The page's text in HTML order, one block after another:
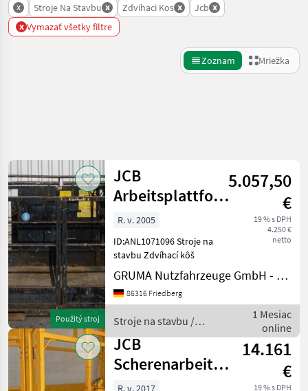
x Stroje Na Stavbu x Zdvihaci Kos x Jcb x
x Vymazať všetky filtre
Zoznam Mriežka
Kategória 4 Krajina
AKTUÁLNA
CESTA
stavebná
technika
Stroje
Na
Stavbu
Zdvihaci
Kos
Jcb
VYBRAŤ
Resetovať
Zobraziť 3
výsledkov
Použitý stroj
JCB
Arbeitsplattform
1321A
5.057,50
€
19 % s DPH
4.250 €
netto
R. v. 2005
ID:ANL1071096 Stroje na
stavbu Zdvíhací kôš
GRUMA Nutzfahrzeuge GmbH - Staplertechnik
86316 Friedberg
Stroje na stavbu /
JCB
1 Mesiac
online
JCB
Scherenarbeitsbühne
10.1
14.161
€
19 % s DPH
R. v. 2017